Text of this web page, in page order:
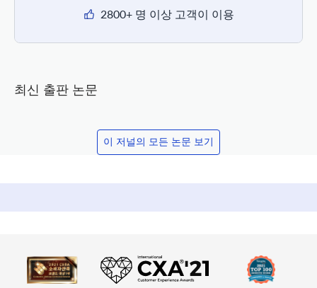
2800+ 명 이상 고객이 이용
최신 출판 논문
이 저널의 모든 논문 보기